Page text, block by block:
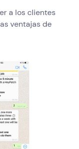
a los clientes
ventajas de